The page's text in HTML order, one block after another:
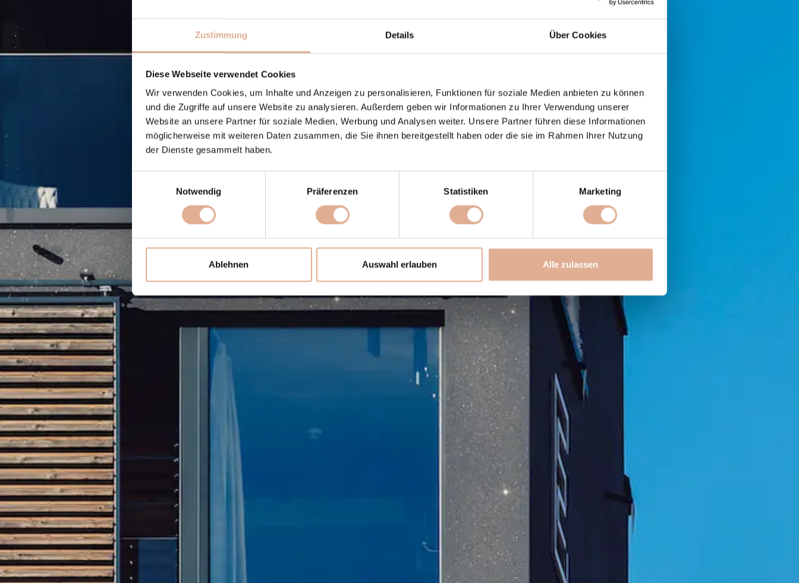
Zustimmung Details Über Cookies
Diese Webseite verwendet Cookies
Wir verwenden Cookies, um Inhalte und Anzeigen zu personalisieren, Funktionen für soziale Medien anbieten zu können
und die Zugriffe auf unsere Website zu analysieren. Außerdem geben wir Informationen zu Ihrer Verwendung unserer
Website an unsere Partner für soziale Medien, Werbung und Analysen weiter. Unsere Partner führen diese Informationen
möglicherweise mit weiteren Daten zusammen, die Sie ihnen bereitgestellt haben oder die sie im Rahmen Ihrer Nutzung
der Dienste gesammelt haben.
Notwendig
Präferenzen Statistiken Marketing
Ablehnen Auswahl erlauben Alle zulassen